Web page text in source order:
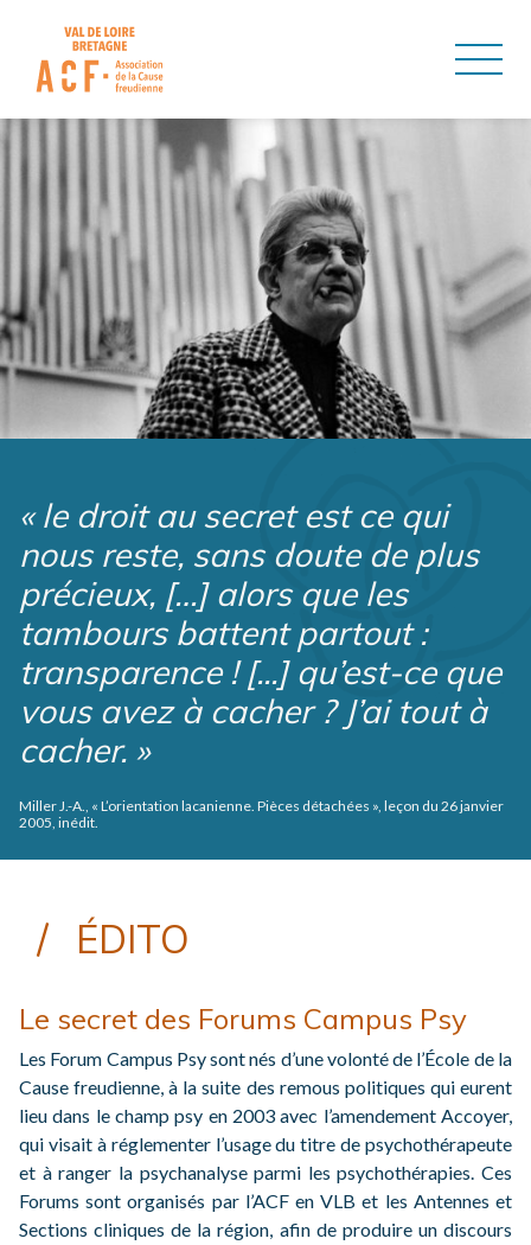
ASSOCIATION DE LA
« le droit au secret est ce qui
nous reste, sans doute de plus
précieux, […] alors que les
tambours battent partout :
transparence ! [...] qu’est-ce que
vous avez à cacher ? J’ai tout à
cacher. »
Miller J.-A., « L’orientation lacanienne. Pièces détachées », leçon du 26 janvier
2005, inédit.
ÉDITO
Le secret des Forums Campus Psy
Les Forum Campus Psy sont nés d’une volonté de l’École de la
Cause freudienne, à la suite des remous politiques qui eurent
lieu dans le champ psy en 2003 avec l’amendement Accoyer,
qui visait à réglementer l’usage du titre de psychothérapeute
et à ranger la psychanalyse parmi les psychothérapies. Ces
Forums sont organisés par l’ACF en VLB et les Antennes et
Sections cliniques de la région, afin de produire un discours